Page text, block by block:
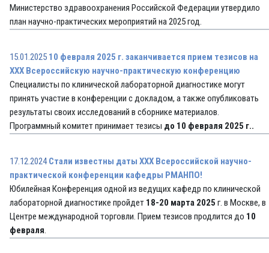
Министерство здравоохранения Российской Федерации утвердило
план научно-практических мероприятий на 2025 год.
15.01.2025 10 февраля 2025 г. заканчивается прием тезисов на
XXX Всероссийскую научно-практическую конференцию
Специалисты по клинической лабораторной диагностике могут
принять участие в конференции с докладом, а также опубликовать
результаты своих исследований в сборнике материалов.
Программный комитет принимает тезисы до 10 февраля 2025 г..
17.12.2024 Стали известны даты XXX Всероссийской научно-
практической конференции кафедры РМАНПО!
Юбилейная Конференция одной из ведущих кафедр по клинической
лабораторной диагностике пройдет 18-20 марта 2025 г. в Москве, в
Центре международной торговли. Прием тезисов продлится до 10
февраля.